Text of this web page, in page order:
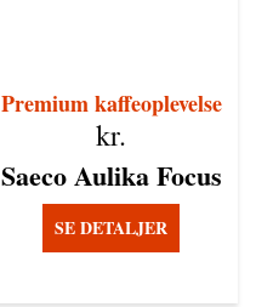
Premium kaffeoplevelse
Saeco Aulika Focus
kr.
SE DETALJER